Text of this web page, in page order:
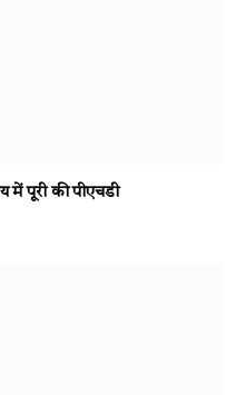
में पूरी की पीएचडी